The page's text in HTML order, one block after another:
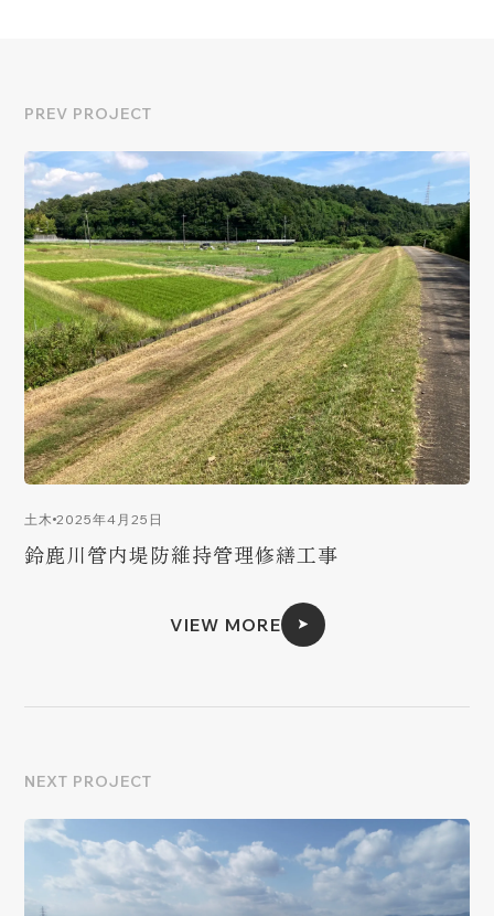
PREV PROJECT
土木 2025年4月25日
鈴鹿川管内堤防維持管理修繕工事
VIEW MORE
NEXT PROJECT